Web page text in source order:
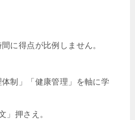
に得点が比例しません。
制」「健康管理」を軸に学
」押さえ。